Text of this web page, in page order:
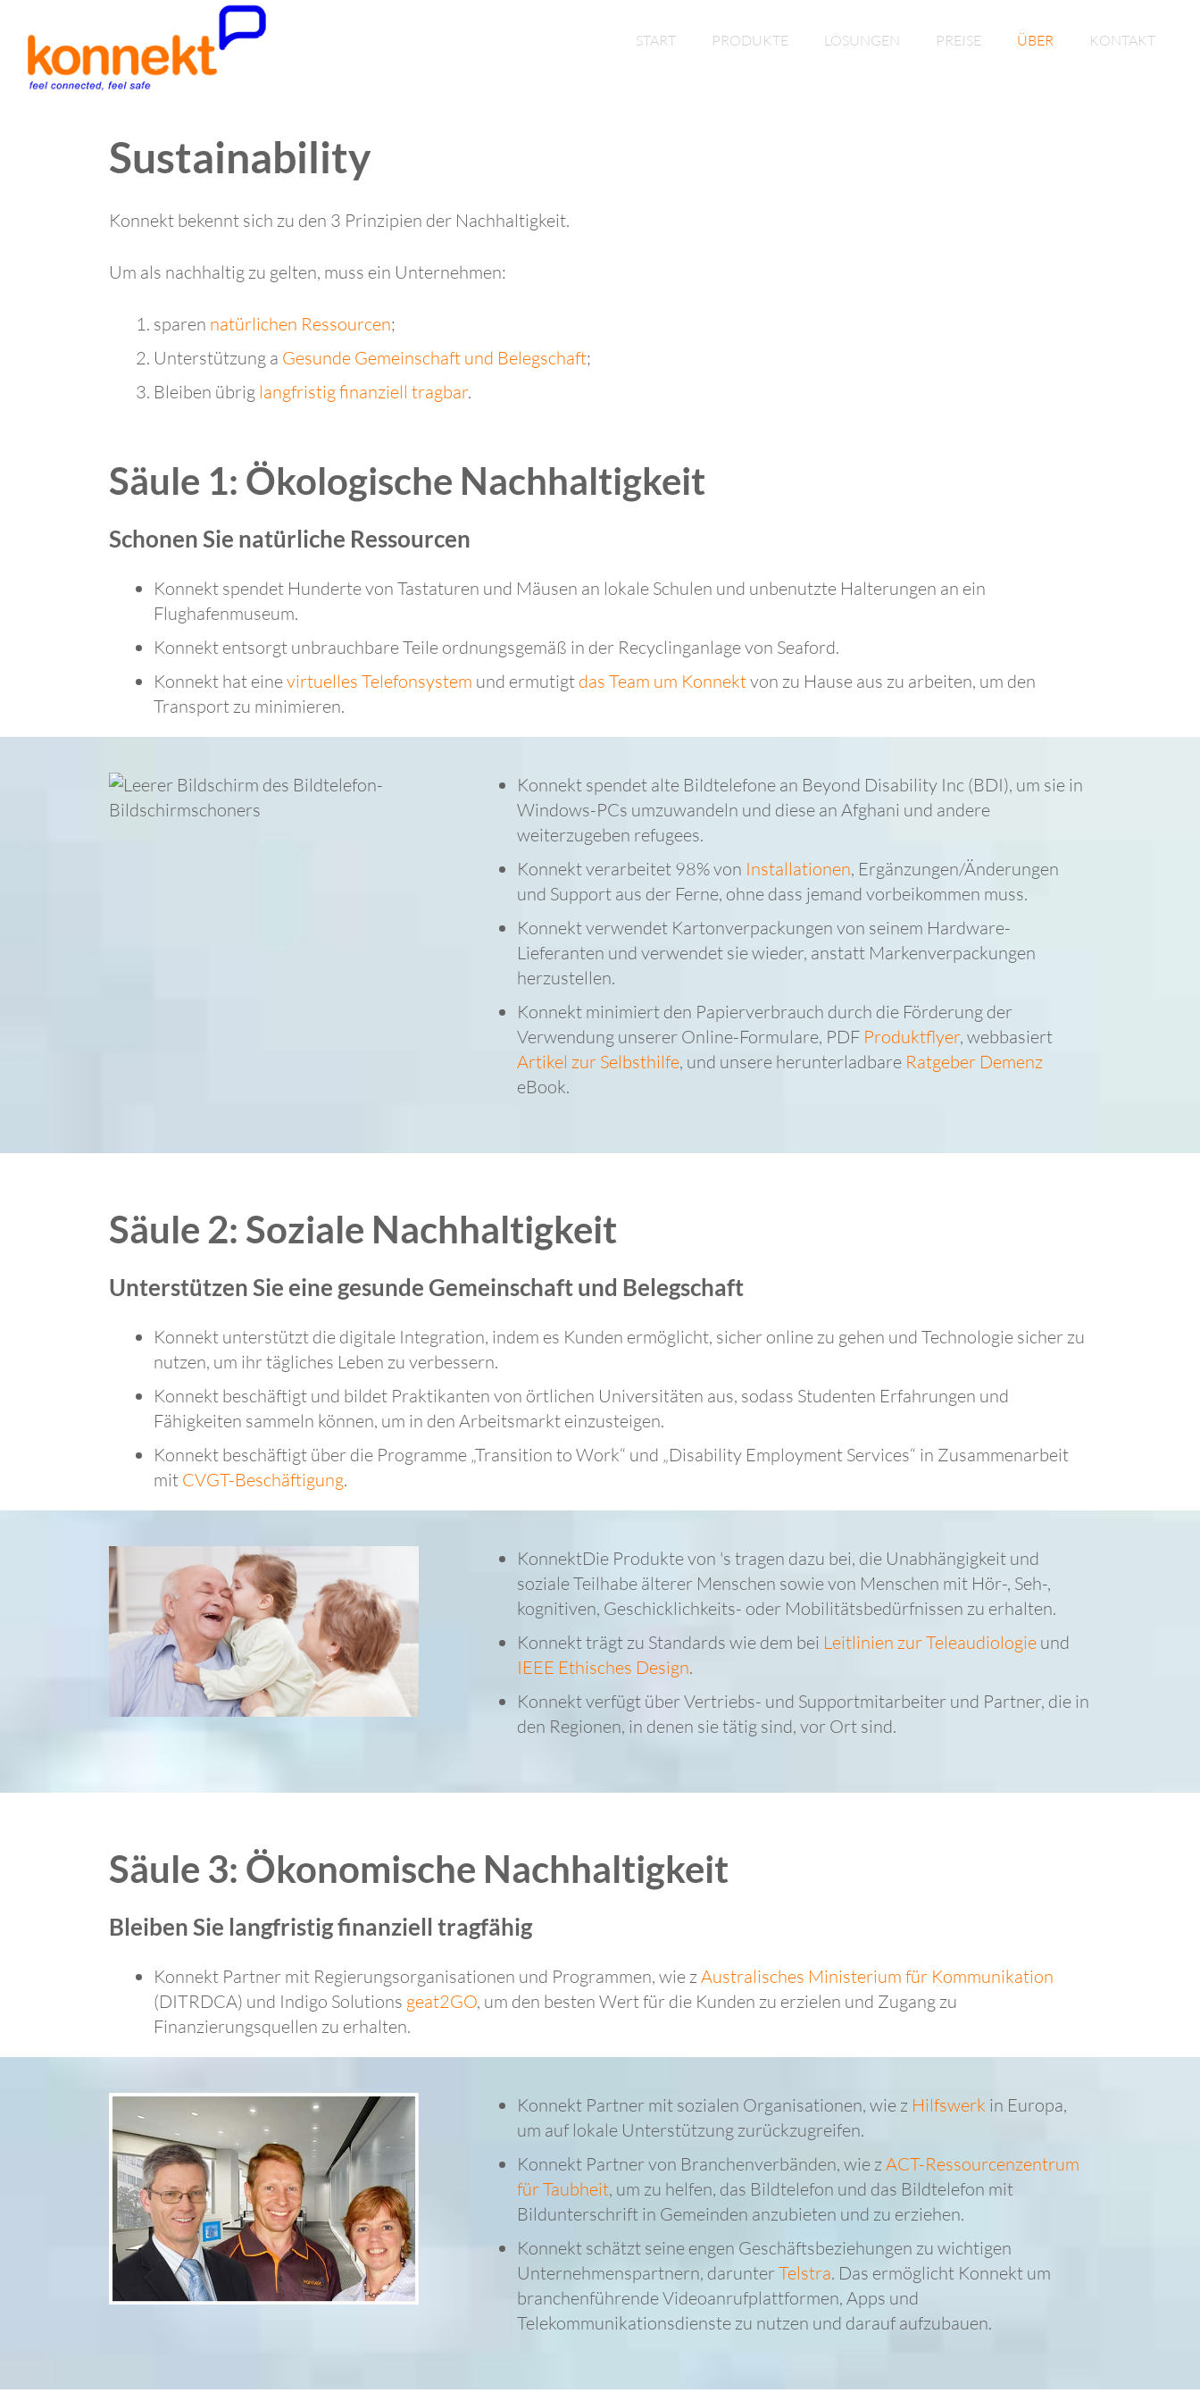
START PRODUKTE LÖSUNGEN PREISE ÜBER KONTAKT
Sustainability
Konnekt bekennt sich zu den 3 Prinzipien der Nachhaltigkeit.
Um als nachhaltig zu gelten, muss ein Unternehmen:
sparen natürlichen Ressourcen;
Unterstützung a Gesunde Gemeinschaft und Belegschaft;
Bleiben übrig langfristig finanziell tragbar.
Säule 1: Ökologische Nachhaltigkeit
Schonen Sie natürliche Ressourcen
Konnekt spendet Hunderte von Tastaturen und Mäusen an lokale Schulen und unbenutzte Halterungen an ein
Flughafenmuseum.
Konnekt entsorgt unbrauchbare Teile ordnungsgemäß in der Recyclinganlage von Seaford.
Konnekt hat einevirtuelles Telefonsystem und ermutigtdas Team um Konnektvon zu Hause aus zu arbeiten, um den
Transport zu minimieren.
Konnekt spendet alte Bildtelefone an Beyond Disability Inc (BDI), um sie in
Windows-PCs umzuwandeln und diese an Afghani und andere
weiterzugeben refugees.
Konnekt verarbeitet 98% von Installationen, Ergänzungen/Änderungen
und Support aus der Ferne, ohne dass jemand vorbeikommen muss.
Konnekt verwendet Kartonverpackungen von seinem Hardware-
Lieferanten und verwendet sie wieder, anstatt Markenverpackungen
herzustellen.
Konnekt minimiert den Papierverbrauch durch die Förderung der
Verwendung unserer Online-Formulare, PDF Produktflyer, webbasiert
Artikel zur Selbsthilfe, und unsere herunterladbare Ratgeber Demenz
eBook.
Säule 2: Soziale Nachhaltigkeit
Unterstützen Sie eine gesunde Gemeinschaft und Belegschaft
Konnekt unterstützt die digitale Integration, indem es Kunden ermöglicht, sicher online zu gehen und Technologie sicher zu
nutzen, um ihr tägliches Leben zu verbessern.
Konnekt beschäftigt und bildet Praktikanten von örtlichen Universitäten aus, sodass Studenten Erfahrungen und
Fähigkeiten sammeln können, um in den Arbeitsmarkt einzusteigen.
Konnekt beschäftigt über die Programme „Transition to Work“ und „Disability Employment Services“ in Zusammenarbeit
mit CVGT-Beschäftigung.
KonnektDie Produkte von 's tragen dazu bei, die Unabhängigkeit und
soziale Teilhabe älterer Menschen sowie von Menschen mit Hör-, Seh-,
kognitiven, Geschicklichkeits- oder Mobilitätsbedürfnissen zu erhalten.
Konnekt trägt zu Standards wie dem bei Leitlinien zur Teleaudiologieund
IEEE Ethisches Design.
Konnekt verfügt über Vertriebs- und Supportmitarbeiter und Partner, die in
den Regionen, in denen sie tätig sind, vor Ort sind.
Säule 3: Ökonomische Nachhaltigkeit
Bleiben Sie langfristig finanziell tragfähig
Konnekt Partner mit Regierungsorganisationen und Programmen, wie zAustralisches Ministerium für Kommunikation
(DITRDCA) und Indigo Solutions geat2GO, um den besten Wert für die Kunden zu erzielen und Zugang zu
Finanzierungsquellen zu erhalten.
Konnekt Partner mit sozialen Organisationen, wie z Hilfswerk in Europa,
um auf lokale Unterstützung zurückzugreifen.
Konnekt Partner von Branchenverbänden, wie zACT-Ressourcenzentrum
für Taubheit, um zu helfen, das Bildtelefon und das Bildtelefon mit
Bildunterschrift in Gemeinden anzubieten und zu erziehen.
Konnekt schätzt seine engen Geschäftsbeziehungen zu wichtigen
Unternehmenspartnern, darunterTelstra. Das ermöglicht Konnekt um
branchenführende Videoanrufplattformen, Apps und
Telekommunikationsdienste zu nutzen und darauf aufzubauen.